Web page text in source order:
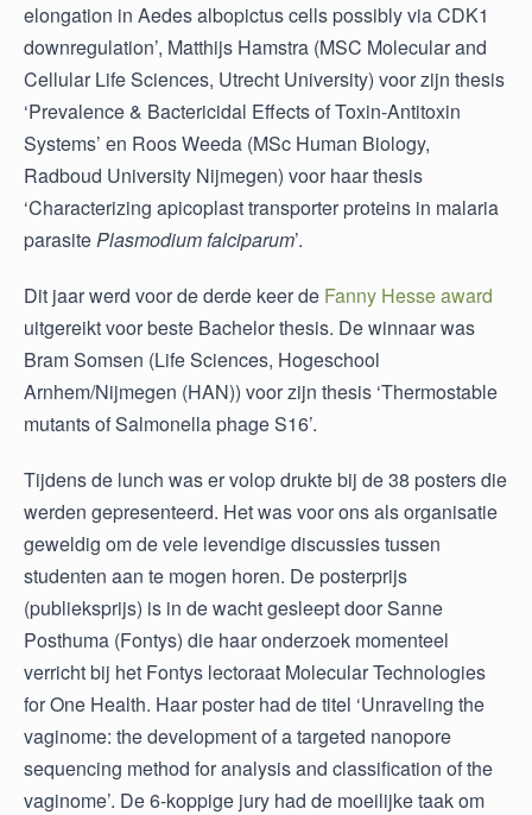
elongation in Aedes albopictus cells possibly via CDK1
downregulation’, Matthijs Hamstra (MSC Molecular and
Cellular Life Sciences, Utrecht University) voor zijn thesis
‘Prevalence & Bactericidal Effects of Toxin-Antitoxin
Systems’ en Roos Weeda (MSc Human Biology,
Radboud University Nijmegen) voor haar thesis
‘Characterizing apicoplast transporter proteins in malaria
parasitePlasmodium falciparum’.
Dit jaar werd voor de derde keer de Fanny Hesse award
uitgereikt voor beste Bachelor thesis. De winnaar was
Bram Somsen (Life Sciences, Hogeschool
Arnhem/Nijmegen (HAN)) voor zijn thesis ‘Thermostable
mutants of Salmonella phage S16’.
Tijdens de lunch was er volop drukte bij de 38 posters die
werden gepresenteerd. Het was voor ons als organisatie
geweldig om de vele levendige discussies tussen
studenten aan te mogen horen. De posterprijs
(publieksprijs) is in de wacht gesleept door Sanne
Posthuma (Fontys) die haar onderzoek momenteel
verricht bij het Fontys lectoraat Molecular Technologies
for One Health. Haar poster had de titel ‘Unraveling the
vaginome: the development of a targeted nanopore
sequencing method for analysis and classification of the
vaginome’. De 6-koppige jury had de moeilijke taak om